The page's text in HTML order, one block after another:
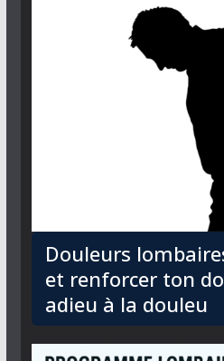
Douleurs
et renforcer ton
adieu à la douleu